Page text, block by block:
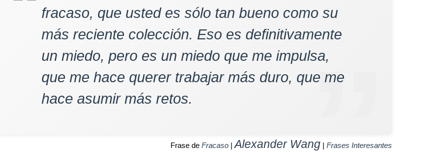
fracaso, que usted es sólo tan bueno como su
más reciente colección. Eso es definitivamente
un miedo, pero es un miedo que me impulsa,
que me hace querer trabajar más duro, que me
hace asumir más retos.
Frase de Fracaso |Alexander Wang | Frases Interesantes